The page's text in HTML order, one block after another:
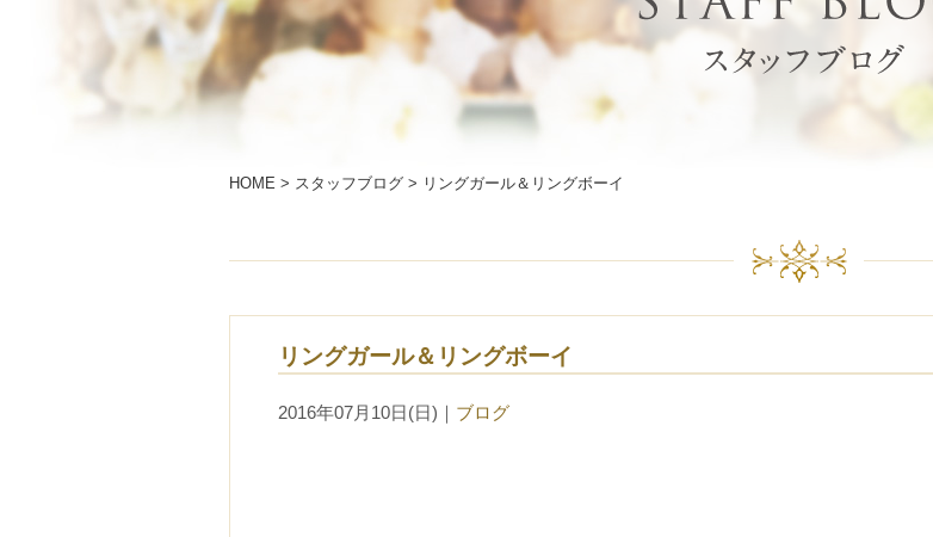
HOME > スタッフブログ > リングガール＆リングボーイ
リングガール＆リングボーイ
2016年07月10日(日) ｜ ブログ